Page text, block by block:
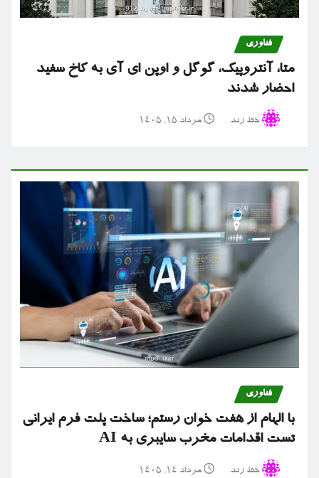
فناوری
متا، آنتروپیک، گوگل و اوپن ای آی به کاخ سفید
احضار شدند
خط رند مرداد ۱۵, ۱۴۰۵
فناوری
با الهام از هفت خوان رستم؛ ساخت پلت فرم ایرانی
تست اقدامات مخرب سایبری به AI
خط رند مرداد ۱۴, ۱۴۰۵